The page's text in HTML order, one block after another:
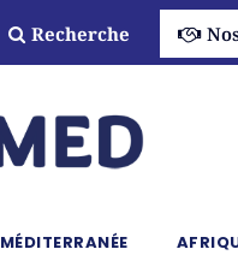
Recherche
MÉDITERRANÉE